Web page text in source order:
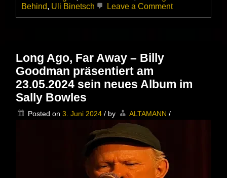
Behind, Uli Binetsch Leave a Commenton
erscheint
am
Long Ago, Far Away – Billy
Goodman präsentiert am
23.05.2024 sein neues Album im
Sally Bowles
Posted on 3. Juni 2024 / by ALTAMANN /